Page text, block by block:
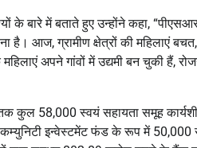
के बारे में बताते हुए उन्होंने कहा,
आज, ग्रामीण क्षेत्रों की महिलाएं
महिलाएं अपने गांवों में उद्यमी बन चुकी हैं,
कुल 58,000 स्वयं सहायता समूह
इन्वेस्टमेंट फंड के रूप में